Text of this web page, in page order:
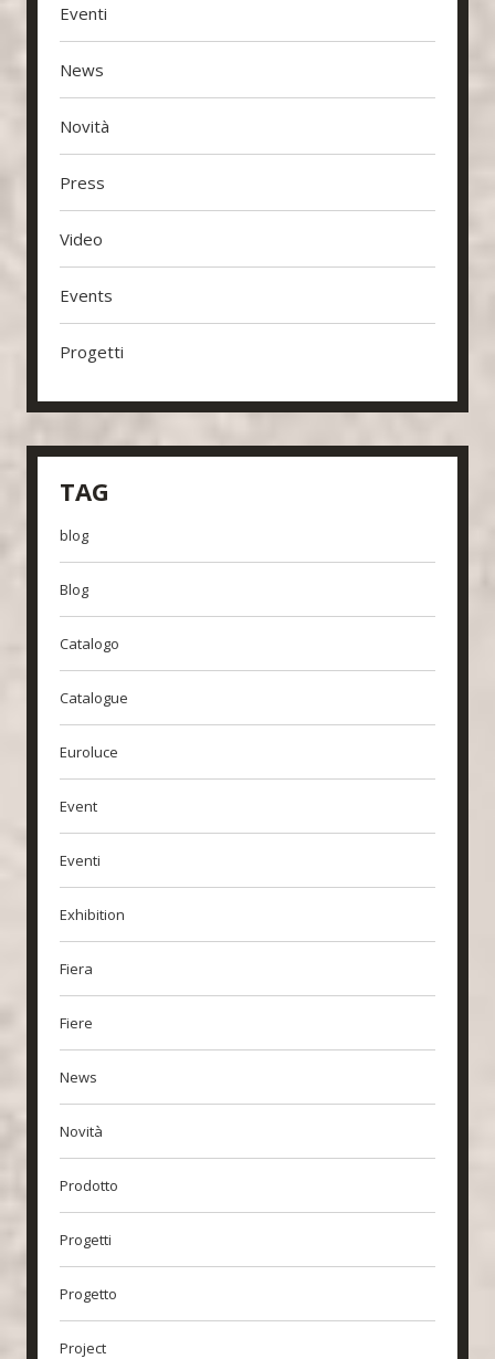
Eventi
News
Novità
Press
Video
Events
Progetti
TAG
blog
Blog
Catalogo
Catalogue
Euroluce
Event
Eventi
Exhibition
Fiera
Fiere
News
Novità
Prodotto
Progetti
Progetto
Project